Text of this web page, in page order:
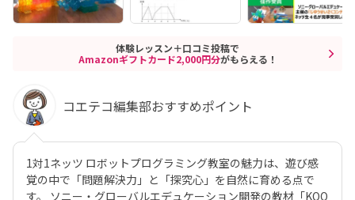
体験レッスン＋口コミ投稿で
Amazonギフトカード2,000円分がもらえる！
コエテコ編集部おすすめポイント
1対1ネッツ ロボットプログラミング教室の魅力は、遊び感
覚の中で「問題解決力」と「探究心」を自然に育める点で
す。 ソニー・グローバルエデュケーション開発の教材「KOO